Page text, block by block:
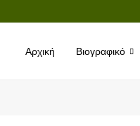
Αρχική Βιογραφικό